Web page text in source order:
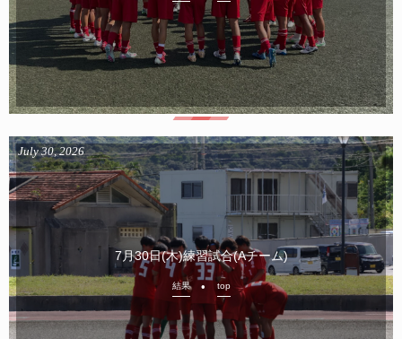
7月30日(木)練習試合(Aチーム)
July 30,2026
結果 top